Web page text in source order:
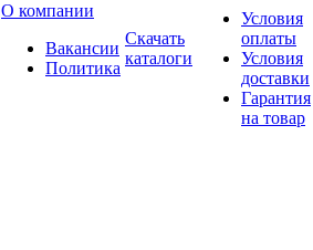
О компании
Вакансии
Политика
Скачать
каталоги
Условия
оплаты
Условия
доставки
Гарантия
на товар